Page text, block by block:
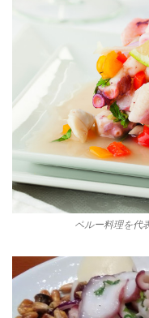
ペルー料理を代